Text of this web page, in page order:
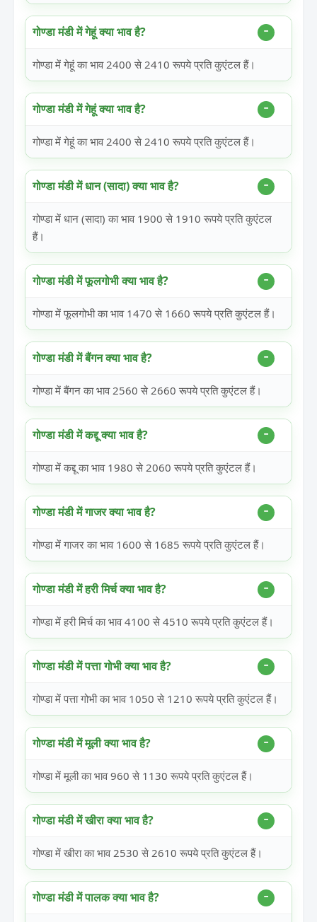
गोण्डा मंडी में गेहूं क्या भाव है?
गोण्डा में गेहूं का भाव 2400 से 2410 रूपये प्रति कुएंटल हैं।
गोण्डा मंडी में गेहूं क्या भाव है?
गोण्डा में गेहूं का भाव 2400 से 2410 रूपये प्रति कुएंटल हैं।
गोण्डा मंडी में धान (सादा) क्या भाव है?
गोण्डा में धान (सादा) का भाव 1900 से 1910 रूपये प्रति कुएंटल
हैं।
गोण्डा मंडी में फूलगोभी क्या भाव है?
गोण्डा में फूलगोभी का भाव 1470 से 1660 रूपये प्रति कुएंटल हैं।
गोण्डा मंडी में बैंगन क्या भाव है?
गोण्डा में बैंगन का भाव 2560 से 2660 रूपये प्रति कुएंटल हैं।
गोण्डा मंडी में कद्दू क्या भाव है?
गोण्डा में कद्दू का भाव 1980 से 2060 रूपये प्रति कुएंटल हैं।
गोण्डा मंडी में गाजर क्या भाव है?
गोण्डा में गाजर का भाव 1600 से 1685 रूपये प्रति कुएंटल हैं।
गोण्डा मंडी में हरी मिर्च क्या भाव है?
गोण्डा में हरी मिर्च का भाव 4100 से 4510 रूपये प्रति कुएंटल हैं।
गोण्डा मंडी में पत्ता गोभी क्या भाव है?
गोण्डा में पत्ता गोभी का भाव 1050 से 1210 रूपये प्रति कुएंटल हैं।
गोण्डा मंडी में मूली क्या भाव है?
गोण्डा में मूली का भाव 960 से 1130 रूपये प्रति कुएंटल हैं।
गोण्डा मंडी में खीरा क्या भाव है?
गोण्डा में खीरा का भाव 2530 से 2610 रूपये प्रति कुएंटल हैं।
गोण्डा मंडी में पालक क्या भाव है?